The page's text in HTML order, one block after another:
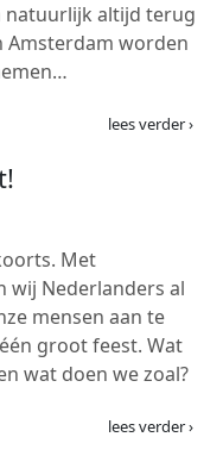
natuurlijk altijd terug
Amsterdam worden
lees verder ›
Met
wij Nederlanders al
mensen aan te
groot feest. Wat
wat doen we zoal?
lees verder ›